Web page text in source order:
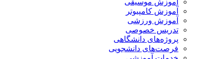
آموزش موسیقی
آموزش کامپیوتر
آموزش ورزشی
تدریس خصوصی
پروژه‌های دانشگاهی
فرصت‌های دانشجویی